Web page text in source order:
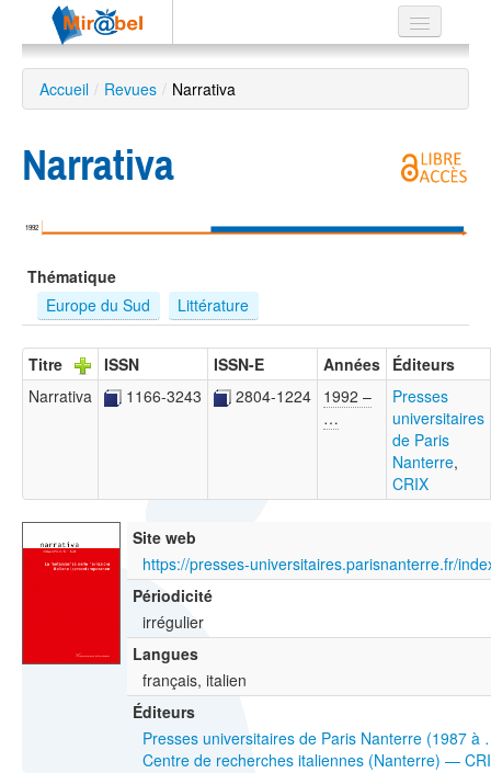
Le réseau
Soutien
Recherche
avancée
EN
ES
?
Accueil / Revues / Narrativa
Narrativa
1992
Thématique
Europe du Sud
Littérature
Titre ISSN ISSN-E Années Éditeurs
Narrativa
1166-3243 2804-1224 1992 –
…
Presses
universitaires
de Paris
Nanterre,
CRIX
Site web
Périodicité
irrégulier
Langues
français, italien
Éditeurs
Presses universitaires de Paris Nanterre (1987 à
Centre de recherches italiennes (Nanterre) —